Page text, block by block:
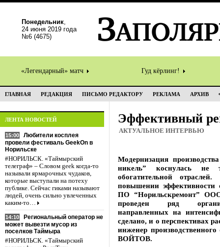
Понедельник,
24 июня 2019 года
№6 (4675)
«Легендарный» матч Гуд кёрлинг!
ГЛАВНАЯ РЕДАКЦИЯ ПИСЬМО РЕДАКТОРУ РЕКЛАМА АРХИВ
ЛЕНТА НОВОСТЕЙ
15:00
Любители косплея
провели фестиваль GeekOn в
Норильске
#НОРИЛЬСК. «Таймырский
телеграф» – Словом geek когда-то
называли ярмарочных чудаков,
которые выступали на потеху
публике. Сейчас гиками называют
людей, очень сильно увлеченных
каким-то…
14:10
Региональный оператор не
может вывезти мусор из
поселков Таймыра
#НОРИЛЬСК. «Таймырский
Эффективный
АКТУАЛЬНОЕ ИНТЕРВЬЮ
Модернизация
никель” коснулась не
обогатительной
повышении эффективности
ПО “Норильскремонт”
проведен ряд
направленных на
сделано, и о перспективах
инженер
ВОЙТОВ.